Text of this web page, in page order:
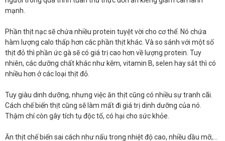
mạnh.
Phần thịt nạc sẽ chứa nhiều protein tuyệt vời cho cơ thể. Nó chứa
hàm lượng calo thấp hơn các phần thịt khác. Và so sánh với một số
thịt đỏ thì phần ức gà sẽ có giá trị cao hơn về lượng protein. Tuy
nhiên, các dưỡng chất khác như kẽm, vitamin B, selen hay sắt thì có
nhiều hơn ở các loại thịt đỏ.
Tuy giàu dinh dưỡng, nhưng việc ăn thịt cũng có nhiều sự tranh cãi.
Cách chế biến thịt cũng sẽ làm mất đi giá trị dinh dưỡng của nó.
Thậm chí còn gây tích tụ độc tố, có hại cho sức khỏe.
Ăn thịt chế biến sai cách như nấu trong nhiệt độ cao, nhiều dầu mỡ,...